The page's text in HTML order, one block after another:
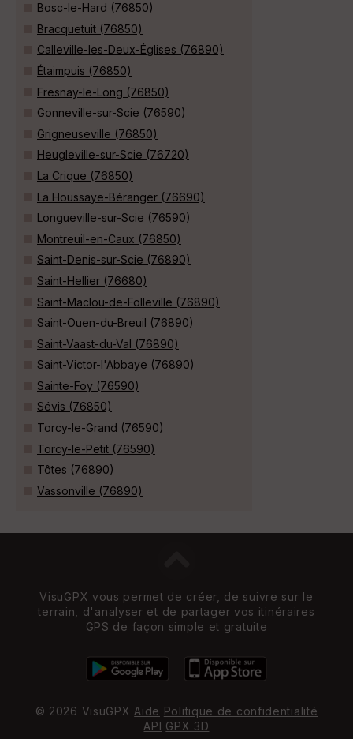
Bosc-le-Hard (76850)
Bracquetuit (76850)
Calleville-les-Deux-Églises (76890)
Étaimpuis (76850)
Fresnay-le-Long (76850)
Gonneville-sur-Scie (76590)
Grigneuseville (76850)
Heugleville-sur-Scie (76720)
La Crique (76850)
La Houssaye-Béranger (76690)
Longueville-sur-Scie (76590)
Montreuil-en-Caux (76850)
Saint-Denis-sur-Scie (76890)
Saint-Hellier (76680)
Saint-Maclou-de-Folleville (76890)
Saint-Ouen-du-Breuil (76890)
Saint-Vaast-du-Val (76890)
Saint-Victor-l'Abbaye (76890)
Sainte-Foy (76590)
Sévis (76850)
Torcy-le-Grand (76590)
Torcy-le-Petit (76590)
Tôtes (76890)
Vassonville (76890)
VisuGPX vous permet de créer, de suivre sur le
terrain, d'analyser et de partager vos itinéraires
GPS de façon simple et gratuite
© 2026 VisuGPX Aide Politique de confidentialité
API GPX 3D